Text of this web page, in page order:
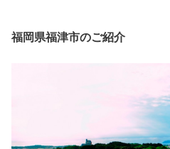
福岡県福津市のご紹介